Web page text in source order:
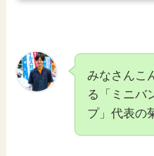
みなさんこ
る「ミニバ
プ」代表の